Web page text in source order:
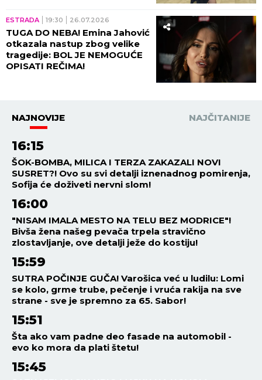
(FOTO)
ESTRADA 19:30 26.07.2026
TUGA DO NEBA! Emina Jahović
otkazala nastup zbog velike
tragedije: BOL JE NEMOGUĆE
OPISATI REČIMA!
NAJNOVIJE NAJČITANIJE
16:15
ŠOK-BOMBA, MILICA I TERZA ZAKAZALI NOVI
SUSRET?! Ovo su svi detalji iznenadnog pomirenja,
Sofija će doživeti nervni slom!
16:00
"NISAM IMALA MESTO NA TELU BEZ MODRICE"!
Bivša žena našeg pevača trpela stravično
zlostavljanje, ove detalji ježe do kostiju!
15:59
SUTRA POČINJE GUČA! Varošica već u ludilu: Lomi
se kolo, grme trube, pečenje i vruća rakija na sve
strane - sve je spremno za 65. Sabor!
15:51
Šta ako vam padne deo fasade na automobil -
evo ko mora da plati štetu!
15:45